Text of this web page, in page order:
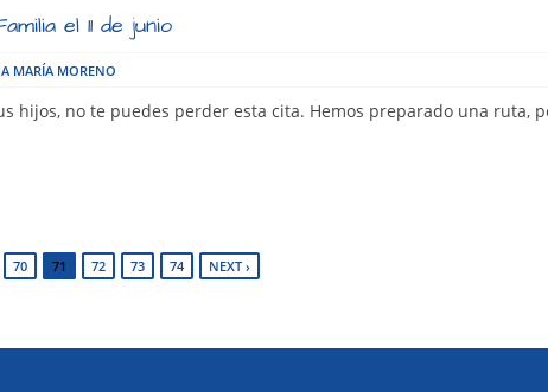
el 11 de junio
MARÍA MORENO
hijos, no te puedes perder esta cita. Hemos preparado una ruta,
70 71 72 73 74 NEXT ›